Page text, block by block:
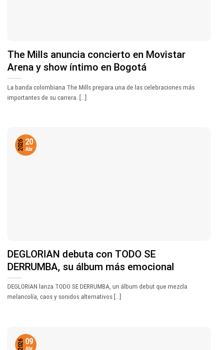
The Mills anuncia concierto en Movistar
Arena y show íntimo en Bogotá
La banda colombiana The Mills prepara una de las celebraciones más
importantes de su carrera. [...]
DEGLORIAN debuta con TODO SE
DERRUMBA, su álbum más emocional
DEGLORIAN lanza TODO SE DERRUMBA, un álbum debut que mezcla
melancolía, caos y sonidos alternativos [...]
20
Abr
2026
09
Abr
2026